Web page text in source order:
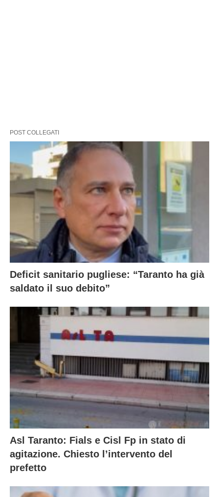
POST COLLEGATI
Deficit sanitario pugliese: “Taranto ha già
saldato il suo debito”
Asl Taranto: Fials e Cisl Fp in stato di
agitazione. Chiesto l’intervento del
prefetto